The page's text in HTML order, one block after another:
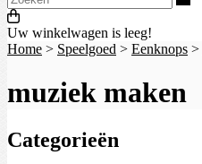
Uw winkelwagen is leeg!
Home > Speelgoed > Eenknops >
muziek maken
Categorieën